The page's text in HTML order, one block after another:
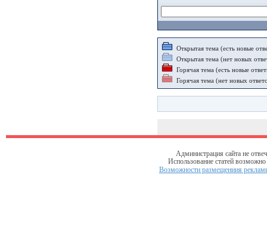
Открытая тема (есть новые
Открытая тема (нет новых
Горячая тема (есть новые
Горячая тема (нет новых
Администрация сайта не
Использование статей
Возможности размещениия